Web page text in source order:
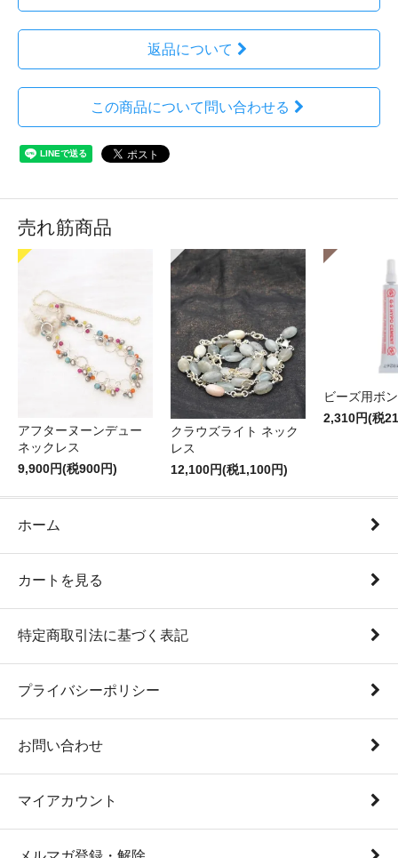
返品について
この商品について問い合わせる
売れ筋商品
アフターヌーンデュー
ネックレス
9,900円(税900円)
クラウズライト ネック
レス
12,100円(税1,100円)
ビーズ用ボ
2,310円(税
ホーム
カートを見る
特定商取引法に基づく表記
プライバシーポリシー
お問い合わせ
マイアカウント